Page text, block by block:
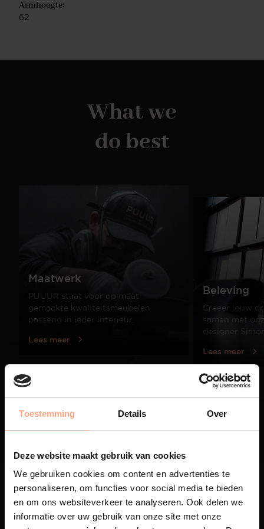
Toestemming Details Over
Deze website maakt gebruik van cookies
We gebruiken cookies om content en advertenties te
personaliseren, om functies voor social media te bieden
en om ons websiteverkeer te analyseren. Ook delen we
informatie over uw gebruik van onze site met onze
Armhoogte:
62
What we
do best
Maatwerk
PUUUR staat voor op maat
gemaakte kwaliteitsmeubelen
passend in ieder interieur.
Lees meer
Beleving
Creëer jouw
samen met
designer
Lees meer